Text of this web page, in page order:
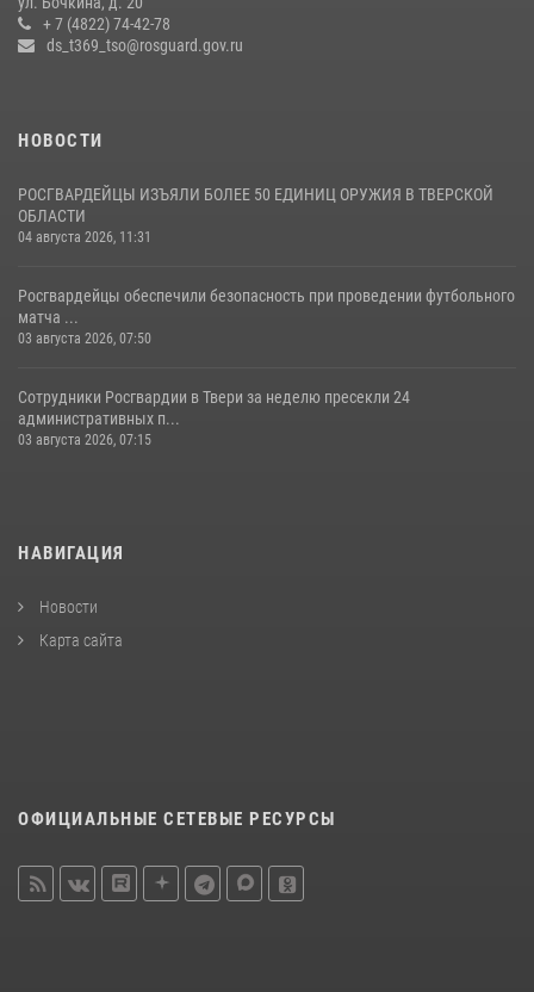
22 июля 2026, 08:35
+ 7 (4822) 74-42-78
ds_t369_tso@rosguard.gov.ru
НОВОСТИ
РОСГВАРДЕЙЦЫ ИЗЪЯЛИ БОЛЕЕ 50 ЕДИНИЦ ОРУЖИЯ В ТВЕРСКОЙ
ОБЛАСТИ
04 августа 2026, 11:31
Росгвардейцы обеспечили безопасность при проведении футбольного
матча ...
03 августа 2026, 07:50
Сотрудники Росгвардии в Твери за неделю пресекли 24
административных п...
03 августа 2026, 07:15
НАВИГАЦИЯ
Новости
Карта сайта
ОФИЦИАЛЬНЫЕ СЕТЕВЫЕ РЕСУРСЫ